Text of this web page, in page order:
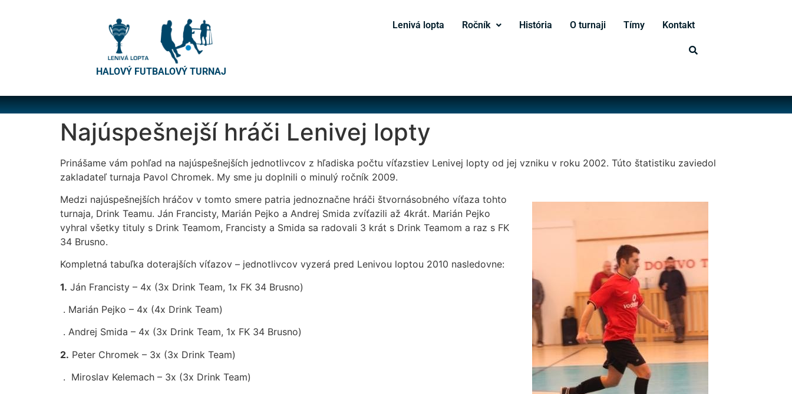
HALOVÝ FUTBALOVÝ TURNAJ
Lenivá lopta Ročník História O turnaji Tímy Kontakt
Najúspešnejší hráči Lenivej lopty
Prinášame vám pohľad na najúspešnejších jednotlivcov z hľadiska počtu víťazstiev Lenivej lopty od jej vzniku v roku 2002. Túto štatistiku zaviedol
zakladateľ turnaja Pavol Chromek. My sme ju doplnili o minulý ročník 2009.
Medzi najúspešnejších hráčov v tomto smere patria jednoznačne hráči štvornásobného víťaza tohto
turnaja, Drink Teamu. Ján Francisty, Marián Pejko a Andrej Smida zvíťazili až 4krát. Marián Pejko
vyhral všetky tituly s Drink Teamom, Francisty a Smida sa radovali 3 krát s Drink Teamom a raz s FK
34 Brusno.
Kompletná tabuľka doterajších víťazov – jednotlivcov vyzerá pred Lenivou loptou 2010 nasledovne:
1. Ján Francisty – 4x (3x Drink Team, 1x FK 34 Brusno)
. Marián Pejko – 4x (4x Drink Team)
. Andrej Smida – 4x (3x Drink Team, 1x FK 34 Brusno)
2. Peter Chromek – 3x (3x Drink Team)
. Miroslav Kelemach – 3x (3x Drink Team)